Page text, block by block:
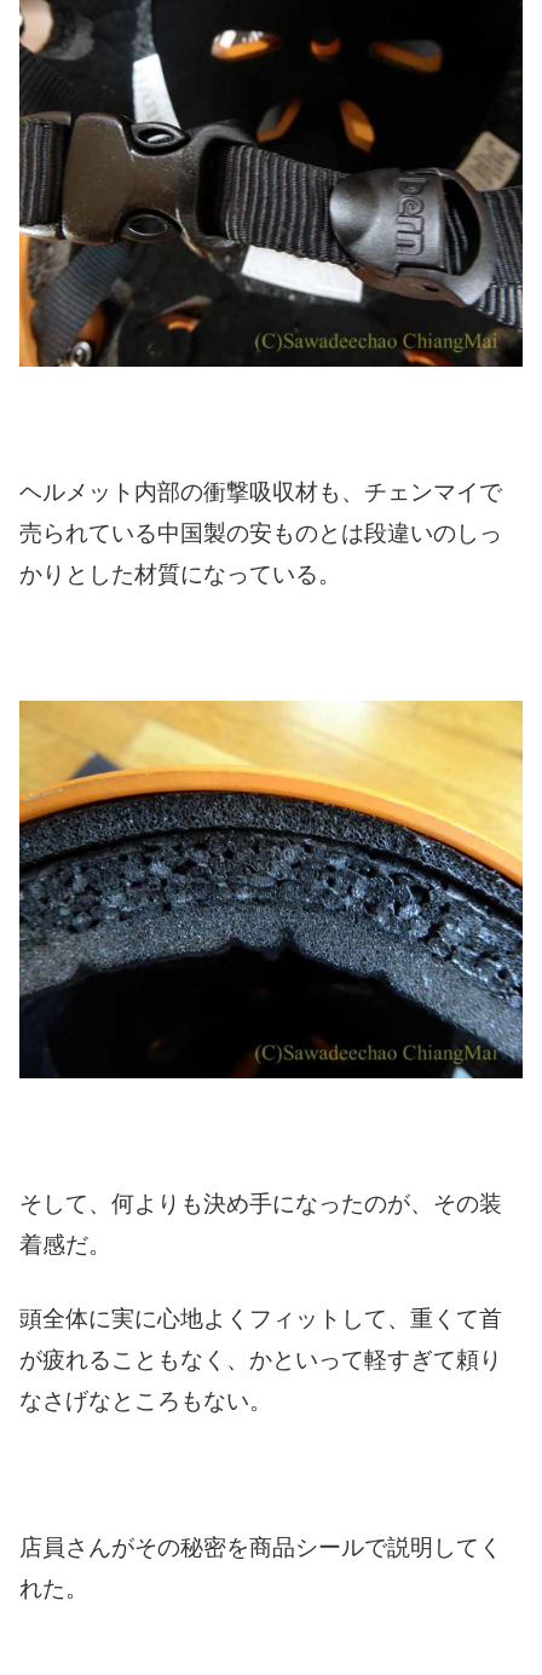
ヘルメット内部の衝撃吸収材も、チェンマイで
売られている中国製の安ものとは段違いのしっ
かりとした材質になっている。
そして、何よりも決め手になったのが、その装
着感だ。
頭全体に実に心地よくフィットして、重くて首
が疲れることもなく、かといって軽すぎて頼り
なさげなところもない。
店員さんがその秘密を商品シールで説明してく
れた。